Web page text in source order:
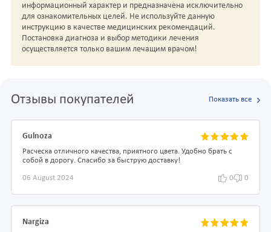
информационный характер и предназначена исключительно
для ознакомительных целей. Не используйте данную
инструкцию в качестве медицинских рекомендаций.
Постановка диагноза и выбор методики лечения
осуществляется только вашим лечащим врачом!
Отзывы покупателей Показать все
Gulnoza
Расческа отличного качества, приятного цвета. Удобно брать с
собой в дорогу. Спасибо за быструю доставку!
06 August 2024 0 0
Nargiza